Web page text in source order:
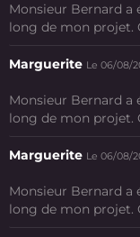
Monsieur Bernard a
long de mon projet.
Marguerite Le 06/08/
Monsieur Bernard a
long de mon projet.
Marguerite Le 06/08/
Monsieur Bernard a
long de mon projet.